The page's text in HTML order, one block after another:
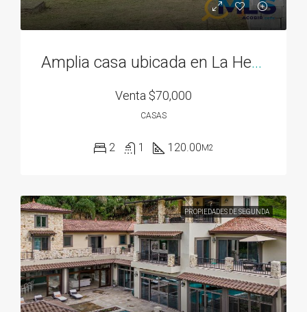
Amplia casa ubicada en La Herradura 2
Venta $70,000
CASAS
2 1 120.00M2
PROPIEDADES DE SEGUNDA